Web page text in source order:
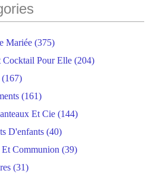
Mariée (375)
Cocktail Pour Elle (204)
(167)
(161)
Et Cie (144)
D'enfants (40)
Et Communion (39)
(31)